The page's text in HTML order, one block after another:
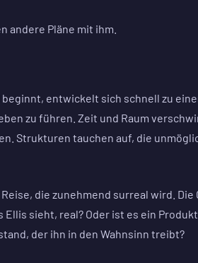
andere Pläne mit ihm.
entwickelt sich schnell zu
zu führen. Zeit und Raum
Strukturen tauchen auf, die
die zunehmend surreal wird.
sieht, real? Oder ist es ein
der ihn in den Wahnsinn treibt?